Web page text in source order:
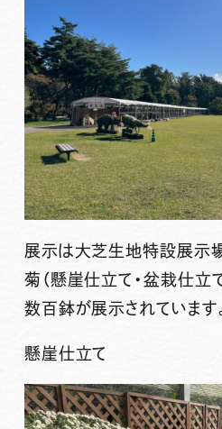
展示は大芝生地特設展示
菊（懸崖仕立て・盆栽仕立
数百鉢が展示されています
懸崖仕立て